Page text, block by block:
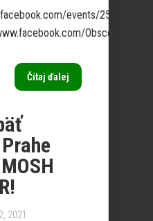
events/
Čítaj ďalej
2021